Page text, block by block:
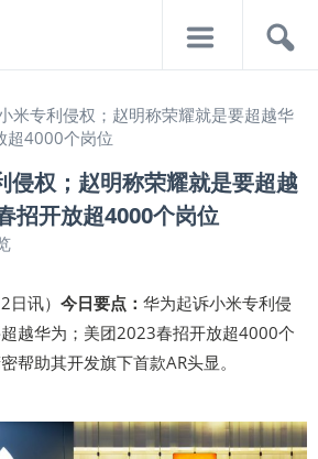
米专利侵权；赵明称荣耀就是要超越华
超4000个岗位
侵权；赵明称荣耀就是要超越
招开放超4000个岗位
日讯） 今日要点： 华为起诉小米专利侵
越华为；美团2023春招开放超4000个
帮助其开发旗下首款AR头显。